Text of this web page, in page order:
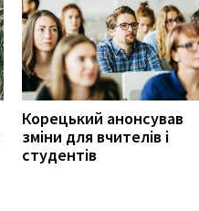
Корецький анонсував
зміни для вчителів і
студентів